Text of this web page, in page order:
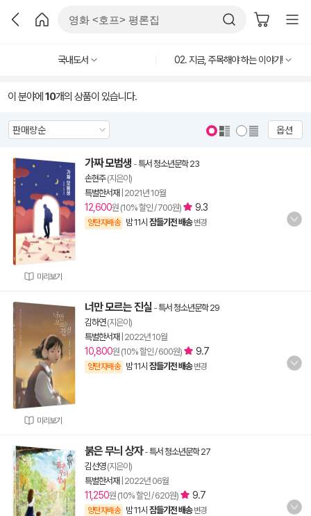
국내도서 02. 지금, 주목해야 하는 이야기!
이 분야에 10개의 상품이 있습니다.
옵션
미리보기
가짜 모범생 -특서 청소년문학 23
손현주(지은이)
특별한서재 2021년 10월
12,600원 (10% 할인 / 700원) 9.3
양탄자배송 밤 11시 잠들기전 배송 변경
미리보기
너만 모르는 진실 -특서 청소년문학 29
김하연(지은이)
특별한서재 2022년 10월
10,800원 (10% 할인 / 600원) 9.7
양탄자배송 밤 11시 잠들기전 배송 변경
붉은 무늬 상자-특서 청소년문학 27
김선영(지은이)
특별한서재 2022년 06월
11,250원 (10% 할인 / 620원) 9.7
양탄자배송 밤 11시 잠들기전 배송 변경